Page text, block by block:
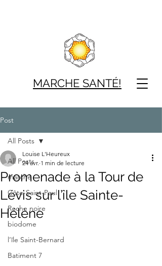
MARCHE SANTÉ!
Post
All Posts
marche
Côte-Saint-Paul
Roche noire
biodome
l’île Saint-Bernard
Batiment 7
All Posts
Promenade à la Tour de
Lévis sur l’île Sainte-
Hélène
Louise L'Heureux
24 avr. 1 min de lecture